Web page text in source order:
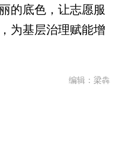
的底色，让志愿服
为基层治理赋能增
编辑：梁犇